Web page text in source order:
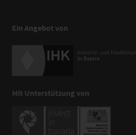
Ein Angebot von
Mit Unterstützung von